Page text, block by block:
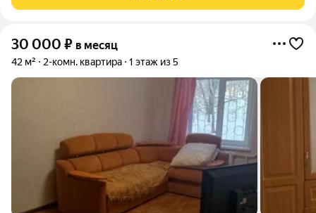
30 000 ₽ в месяц
42 м² 2-комн. квартира 1 этаж из 5